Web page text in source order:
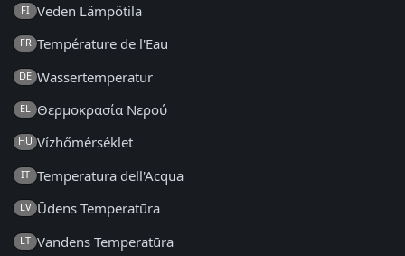
FI Veden Lämpötila
FR Température de l'Eau
DE Wassertemperatur
EL Θερμοκρασία Νερού
HU Vízhőmérséklet
IT Temperatura dell'Acqua
LV Ūdens Temperatūra
LT Vandens Temperatūra